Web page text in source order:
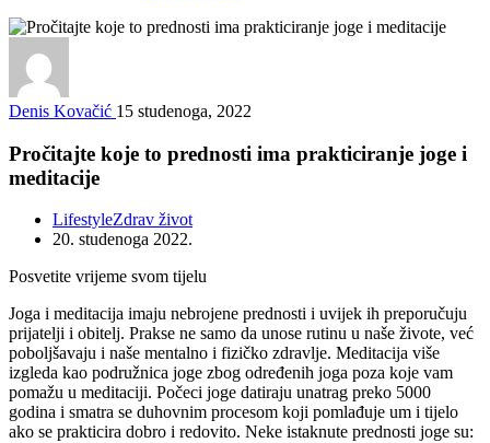
Denis Kovačić 15 studenoga, 2022
Pročitajte koje to prednosti ima prakticiranje joge i
meditacije
LifestyleZdrav život
20. studenoga 2022.
Posvetite vrijeme svom tijelu
Joga i meditacija imaju nebrojene prednosti i uvijek ih preporučuju
prijatelji i obitelj. Prakse ne samo da unose rutinu u naše živote, već
poboljšavaju i naše mentalno i fizičko zdravlje. Meditacija više
izgleda kao podružnica joge zbog određenih joga poza koje vam
pomažu u meditaciji. Počeci joge datiraju unatrag preko 5000
godina i smatra se duhovnim procesom koji pomlađuje um i tijelo
ako se prakticira dobro i redovito. Neke istaknute prednosti joge su: